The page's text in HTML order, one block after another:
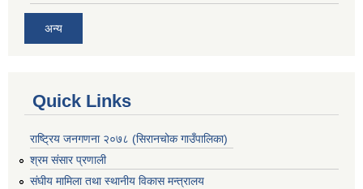
अन्य
Quick Links
राष्ट्रिय जनगणना २०७८ (सिरानचोक गाउँपालिका)
श्रम संसार प्रणाली
संघीय मामिला तथा स्थानीय विकास मन्त्रालय